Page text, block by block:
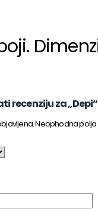
recenziju za „Depi“
Neophodna